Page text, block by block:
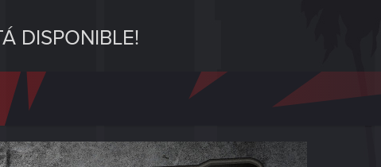
DISPONIBLE!